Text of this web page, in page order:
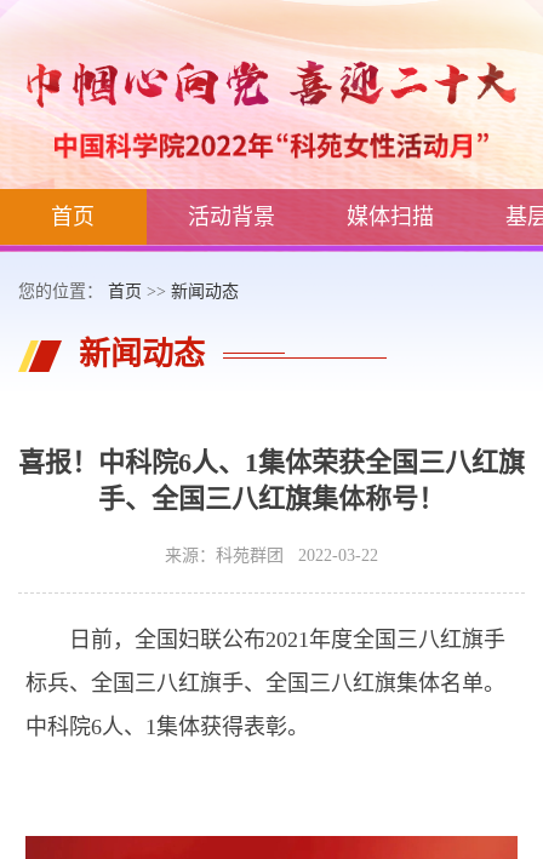
首页 活动背景 媒体扫描 基
您的位置： 首页 >> 新闻动态
新闻动态
喜报！中科院6人、1集体荣获全国三八红旗
手、全国三八红旗集体称号！
来源：科苑群团 2022-03-22
日前，全国妇联公布2021年度全国三八红旗手
标兵、全国三八红旗手、全国三八红旗集体名单。
中科院6人、1集体获得表彰。